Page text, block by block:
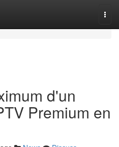
d'un
Premium en